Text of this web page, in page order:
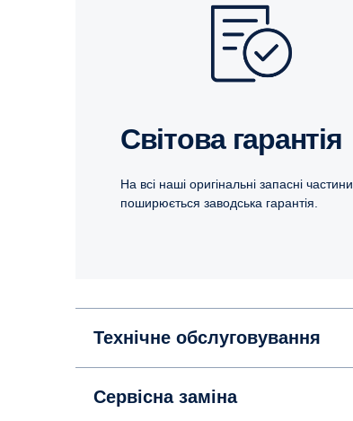
Світова гарантія
На всі наші оригінальні запасні частини
поширюється заводська гарантія.
Технічне обслуговування
Сервісна заміна